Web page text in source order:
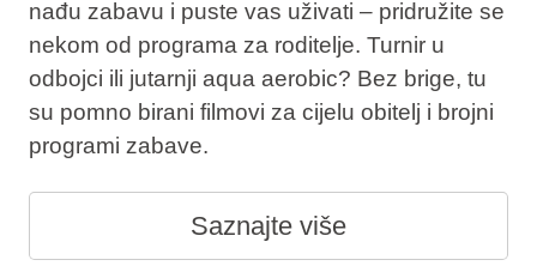
nađu zabavu i puste vas uživati – pridružite se
nekom od programa za roditelje. Turnir u
odbojci ili jutarnji aqua aerobic? Bez brige, tu
su pomno birani filmovi za cijelu obitelj i brojni
programi zabave.
Saznajte više